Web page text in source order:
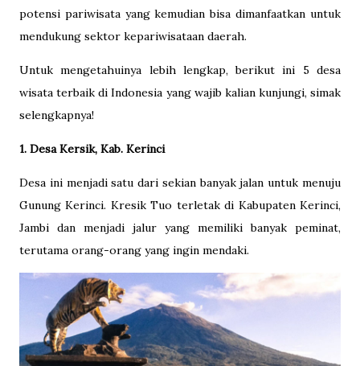
potensi pariwisata yang kemudian bisa dimanfaatkan untuk
mendukung sektor kepariwisataan daerah.
Untuk mengetahuinya lebih lengkap, berikut ini 5 desa
wisata terbaik di Indonesia yang wajib kalian kunjungi, simak
selengkapnya!
1. Desa Kersik, Kab. Kerinci
Desa ini menjadi satu dari sekian banyak jalan untuk menuju
Gunung Kerinci. Kresik Tuo terletak di Kabupaten Kerinci,
Jambi dan menjadi jalur yang memiliki banyak peminat,
terutama orang-orang yang ingin mendaki.